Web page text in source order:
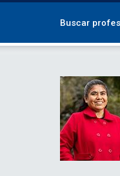
Buscar